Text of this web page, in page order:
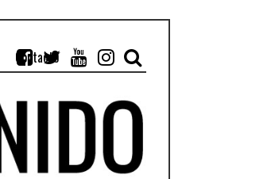
Contacto